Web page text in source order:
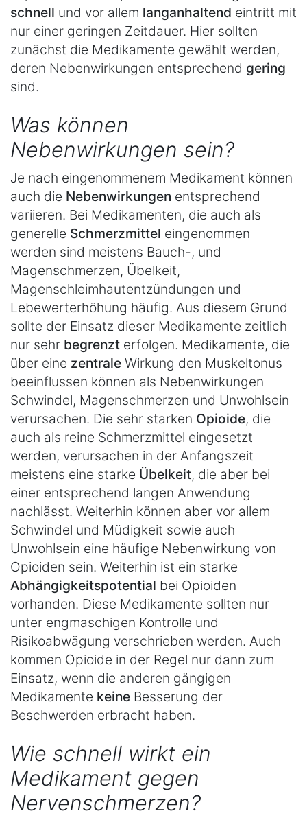
schnell und vor allem langanhaltend eintritt mit
nur einer geringen Zeitdauer. Hier sollten
zunächst die Medikamente gewählt werden,
deren Nebenwirkungen entsprechend gering
sind.
Was können
Nebenwirkungen sein?
Je nach eingenommenem Medikament können
auch die Nebenwirkungen entsprechend
variieren. Bei Medikamenten, die auch als
generelle Schmerzmittel eingenommen
werden sind meistens Bauch-, und
Magenschmerzen, Übelkeit,
Magenschleimhautentzündungen und
Lebewerterhöhung häufig. Aus diesem Grund
sollte der Einsatz dieser Medikamente zeitlich
nur sehr begrenzt erfolgen. Medikamente, die
über eine zentrale Wirkung den Muskeltonus
beeinflussen können als Nebenwirkungen
Schwindel, Magenschmerzen und Unwohlsein
verursachen. Die sehr starken Opioide, die
auch als reine Schmerzmittel eingesetzt
werden, verursachen in der Anfangszeit
meistens eine starke Übelkeit, die aber bei
einer entsprechend langen Anwendung
nachlässt. Weiterhin können aber vor allem
Schwindel und Müdigkeit sowie auch
Unwohlsein eine häufige Nebenwirkung von
Opioiden sein. Weiterhin ist ein starke
Abhängigkeitspotential bei Opioiden
vorhanden. Diese Medikamente sollten nur
unter engmaschigen Kontrolle und
Risikoabwägung verschrieben werden. Auch
kommen Opioide in der Regel nur dann zum
Einsatz, wenn die anderen gängigen
Medikamente keine Besserung der
Beschwerden erbracht haben.
Wie schnell wirkt ein
Medikament gegen
Nervenschmerzen?